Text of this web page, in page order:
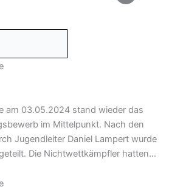
am 03.05.2024 stand wieder das
im Mittelpunkt. Nach den
Jugendleiter Daniel Lampert wurde
Die Nichtwettkämpfler hatten…